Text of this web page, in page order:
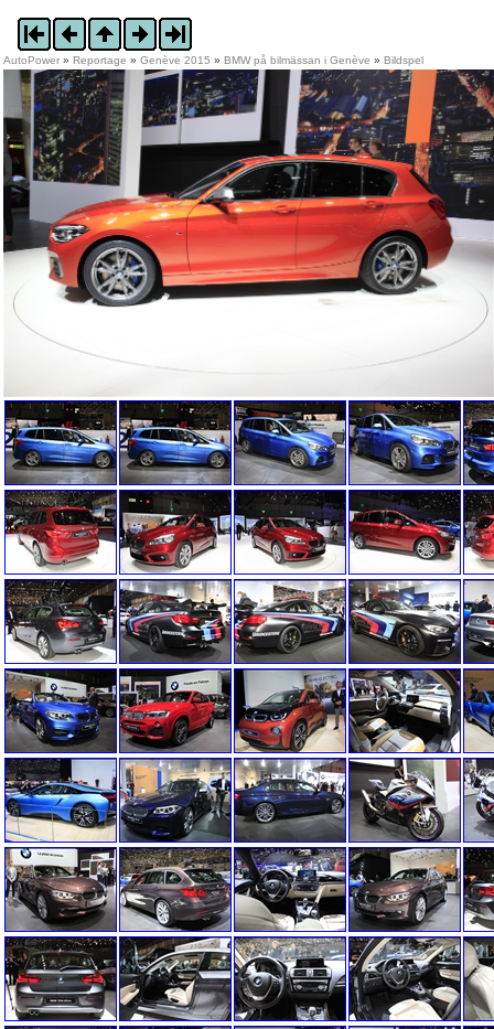
AutoPower » Reportage »Genève 2015 » BMW på bilmässan i Genève » Bildspel